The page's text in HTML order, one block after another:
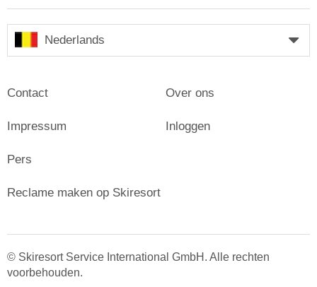
Nederlands
Contact
Impressum
Pers
Over ons
Inloggen
Reclame maken op Skiresort
© Skiresort Service International GmbH. Alle rechten
voorbehouden.